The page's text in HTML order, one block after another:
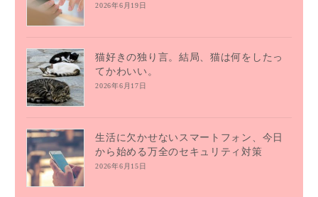
2026年6月19日
猫好きの独り言。結局、猫は何をしたっ
てかわいい。
2026年6月17日
生活に欠かせないスマートフォン、今日
から始める万全のセキュリティ対策
2026年6月15日